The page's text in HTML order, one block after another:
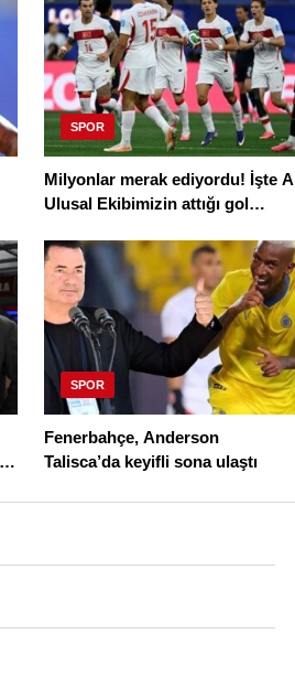
SPOR
Milyonlar merak ediyordu! İşte A
Ulusal Ekibimizin attığı gol
SPOR
Fenerbahçe, Anderson
Talisca’da keyifli sona ulaştı